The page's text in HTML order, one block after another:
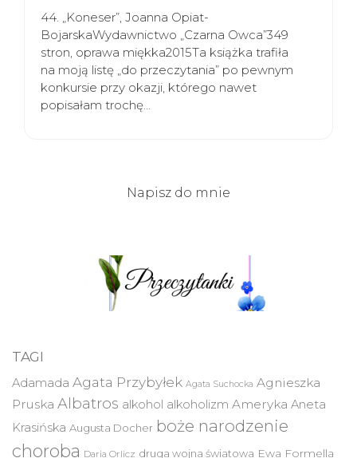
44. „Koneser”, Joanna Opiat-
BojarskaWydawnictwo „Czarna Owca”349
stron, oprawa miękka2015Ta książka trafiła
na moją listę „do przeczytania” po pewnym
konkursie przy okazji, którego nawet
popisałam trochę…
Napisz do mnie
TAGI
Adamada Agata Przybyłek Agata Suchocka Agnieszka
Pruska Albatros alkohol alkoholizm Ameryka Aneta
Krasińska Augusta Docher boże narodzenie
choroba Daria Orlicz druga wojna światowa Ewa Formella